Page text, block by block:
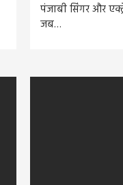
पंजाबी सिंगर और
जब…